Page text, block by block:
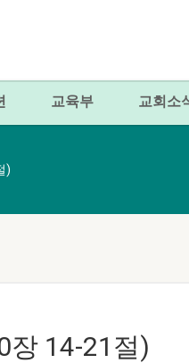
교육부 교회소
)
장 14-21절)